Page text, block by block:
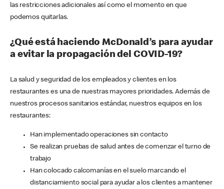
las restricciones adicionales así como el momento en que
podemos quitarlas.
¿Qué está haciendo McDonald’s para ayudar
a evitar la propagación del COVID-19?
La salud y seguridad de los empleados y clientes en los
restaurantes es una de nuestras mayores prioridades. Además de
nuestros procesos sanitarios estándar, nuestros equipos en los
restaurantes:
Han implementado operaciones sin contacto
Se realizan pruebas de salud antes de comenzar el turno de
trabajo
Han colocado calcomanías en el suelo marcando el
distanciamiento social para ayudar a los clientes a mantener